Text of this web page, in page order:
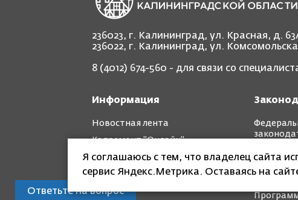
Ответьте на вопрос
236023, г. Калининград, ул. Красная, д.
236022, г. Калининград, ул.
8 (4012) 674-560 - для связи со
Информация
Новостная лента
Капремонт "Онлайн"
Фотоотчет "до" и "после"
Я соглашаюсь с тем, что владелец сайта
сервис Яндекс.Метрика. Оставаясь на